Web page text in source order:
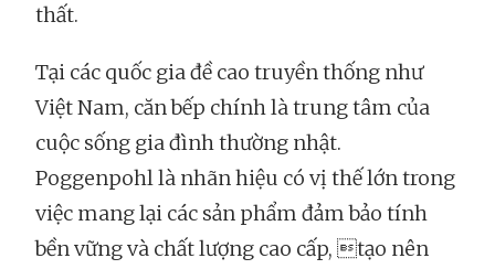
thất.
Tại các quốc gia đề cao truyền thống như
Việt Nam, căn bếp chính là trung tâm của
cuộc sống gia đình thường nhật.
Poggenpohl là nhãn hiệu có vị thế lớn trong
việc mang lại các sản phẩm đảm bảo tính
bền vững và chất lượng cao cấp, tạo nên